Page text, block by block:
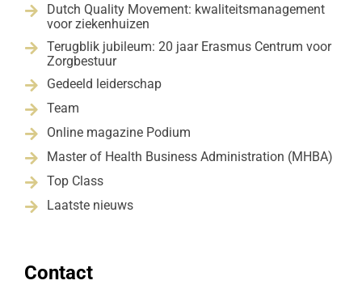

Dutch Quality Movement: kwaliteitsmanagement
voor ziekenhuizen

Terugblik jubileum: 20 jaar Erasmus Centrum voor
Zorgbestuur
 Gedeeld leiderschap
 Team
 Online magazine Podium
 Master of Health Business Administration (MHBA)
 Top Class
 Laatste nieuws
Contact